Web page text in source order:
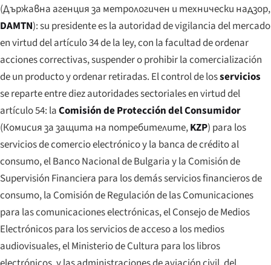
(Държавна агенция за метрологичен и технически надзор,
DAMTN): su presidente es la autoridad de vigilancia del mercado
en virtud del artículo 34 de la ley, con la facultad de ordenar
acciones correctivas, suspender o prohibir la comercialización
de un producto y ordenar retiradas. El control de losservicios
se reparte entre diez autoridades sectoriales en virtud del
artículo 54: laComisión de Protección del Consumidor
(Комисия за защита на потребителите,KZP) para los
servicios de comercio electrónico y la banca de crédito al
consumo, el Banco Nacional de Bulgaria y la Comisión de
Supervisión Financiera para los demás servicios financieros de
consumo, la Comisión de Regulación de las Comunicaciones
para las comunicaciones electrónicas, el Consejo de Medios
Electrónicos para los servicios de acceso a los medios
audiovisuales, el Ministerio de Cultura para los libros